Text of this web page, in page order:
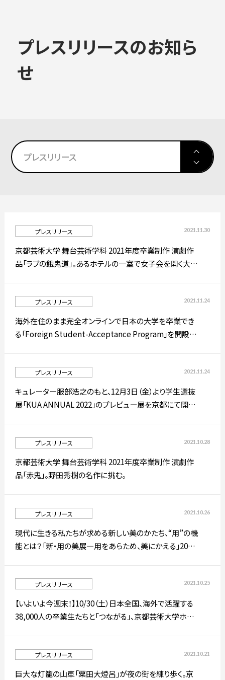
高校生・受験生の方 在学生の方
学部学科
教育・社会連携
入試情報
日本 한국어
简体字 繁体字
通信教育部
藝術学舎
プレスリリースのお知ら
せ
プレスリリース
ALL
入試情報
通信制大学院
プレスリリース
2021.11.30
プレスリリース
京都芸術大学 舞台芸術学科 2021年度卒業制作 演劇作
品「ラブの餓鬼道」。あるホテルの一室で女子会を開く大学
2021.11.24
プレスリリース
海外在住のまま完全オンラインで日本の大学を卒業でき
る「Foreign Student-Acceptance Program」を開設！
2021.11.24
プレスリリース
キュレーター服部浩之のもと、12月3日（金）より学生選抜
展「KUA ANNUAL 2022」のプレビュー展を京都にて開
2021.10.28
プレスリリース
京都芸術大学 舞台芸術学科 2021年度卒業制作 演劇作
品「赤鬼」。野田秀樹の名作に挑む。
2021.10.26
プレスリリース
現代に生きる私たちが求める新しい美のかたち、“用”の機
能とは？「新・用の美展―用をあらため、美にかえる」2021
2021.10.25
プレスリリース
【いよいよ今週末！】10/30（土）日本全国、海外で活躍する
38,000人の卒業生たちと「つながる」、京都芸術大学ホー
2021.10.21
プレスリリース
巨大な灯籠の山車「粟田大燈呂」が夜の街を練り歩く。京